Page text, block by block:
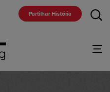
Partilhar História